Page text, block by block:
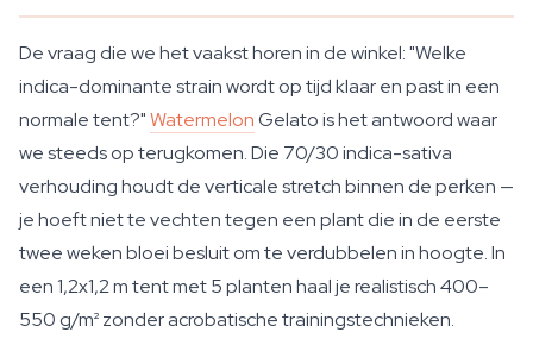
De vraag die we het vaakst horen in de winkel: "Welke
indica-dominante strain wordt op tijd klaar en past in een
normale tent?"WatermelonGelato is het antwoord waar
we steeds op terugkomen. Die 70/30 indica-sativa
verhouding houdt de verticale stretch binnen de perken —
je hoeft niet te vechten tegen een plant die in de eerste
twee weken bloei besluit om te verdubbelen in hoogte. In
een 1,2x1,2 m tent met 5 planten haal je realistisch 400–
550 g/m² zonder acrobatische trainingstechnieken.